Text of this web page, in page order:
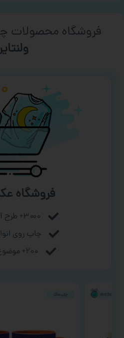
فروشگاه محصولات
فروشگاه
۳۰۰۰+ طرح آماده به چاپ
چاپ روی
۲۰۰+ موضوع و مناسبت